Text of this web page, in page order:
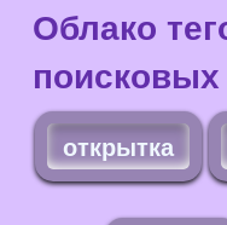
Облако
открытка